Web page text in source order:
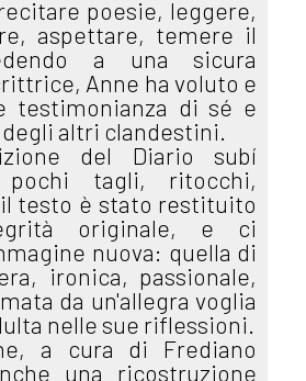
poesie, leggere,
aspettare, temere il
a una sicura
Anne ha voluto e
testimonianza di sé e
altri clandestini.
del Diario subí
tagli, ritocchi,
testo è stato restituito
originale, e ci
nuova: quella di
ironica, passionale,
da un'allegra voglia
nelle sue riflessioni.
a cura di Frediano
una ricostruzione